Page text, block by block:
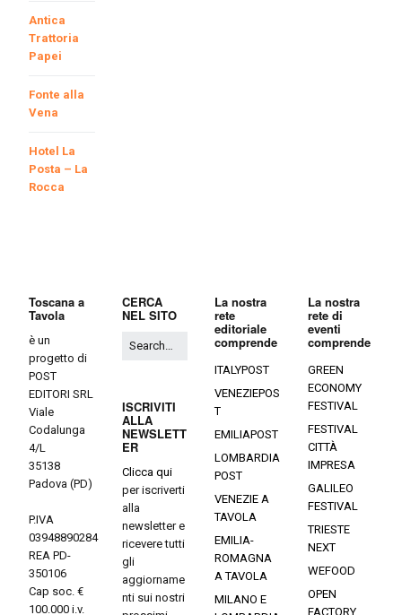
Antica
Trattoria
Papei
Fonte alla
Vena
Hotel La
Posta – La
Rocca
Toscana a
Tavola
è un
progetto di
POST
EDITORI SRL
Viale
Codalunga
4/L
35138
Padova (PD)
P.IVA
03948890284
REA PD-
350106
Cap soc. €
100.000 i.v.
CERCA
NEL SITO
ISCRIVITI
ALLA
NEWSLETT
ER
Clicca qui
per iscriverti
alla
newsletter e
ricevere tutti
gli
aggiorname
nti sui nostri
La nostra
rete
editoriale
comprende
ITALYPOST
VENEZIEPOS
T
EMILIAPOST
LOMBARDIA
POST
VENEZIE A
TAVOLA
EMILIA-
ROMAGNA
A TAVOLA
MILANO E
La nostra
rete di
eventi
comprende
GREEN
ECONOMY
FESTIVAL
FESTIVAL
CITTÀ
IMPRESA
GALILEO
FESTIVAL
TRIESTE
NEXT
WEFOOD
OPEN
FACTORY